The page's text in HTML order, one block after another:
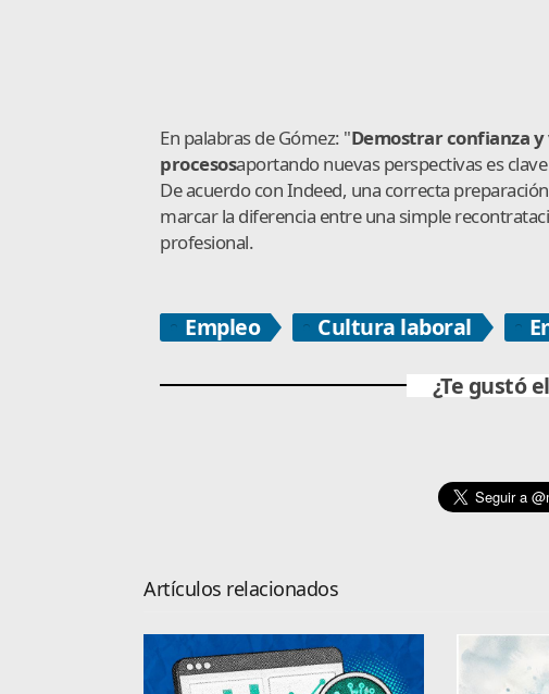
En palabras de Gómez: "Demostrar confianza
procesosaportando nuevas perspectivas es
De acuerdo con Indeed, una correcta
marcar la diferencia entre una simple
profesional.
Empleo Cultura laboral
¿Te gustó
Artículos relacionados